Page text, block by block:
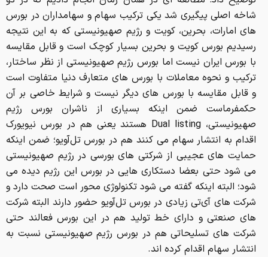
شاخه اصلی پیگیری شد یکی ترکیب سهام و سهامداران در بورس
های امارات، بحرین، کویت و رژیم صهیونیستی که به این نتیجه
رسیدیم بورس کویت و بحرین بسیار کوچک است و قابل مقایسه
با بورس ایران نیست اما بورس رژیم صهیونیستی از نظر ساختار،
ترکیب و نحوه معاملات با بورس های متعارف دنیا متفاوت است
و قابل مقایسه با بورس های دیگر نیست و شرایط خاصی بر آن
حکمفرماست ضمن اینکه بسیاری از ناشران بورس رژیم
صهیونیستی، Dual listing هستند یعنی هم در بورس نیویورک
اقدام به انتشار سهام می کنند هم در بورس تل‌آویو؛ ضمن اینکه
حمایت های عجیبی از شرکتی های بورسی در رژیم صهیونیستی
می شود حتی بعضا دستکاری هایی در بورس این رژیم دیده می
شود؛ البته اینکه گفته می شود تکنولوژی محور است صحت دارد و
شرکت های آی‌تی زیادی در بورس تل‌آویو حضور دارند البته شرکت
های صنعتی و دارای خط تولید هم در این بورس فعالند حتی
شرکت های تسلیحاتی هم در بورس رژیم صهیونیستی نسبت به
انتشار سهام اقدام کرده اند.